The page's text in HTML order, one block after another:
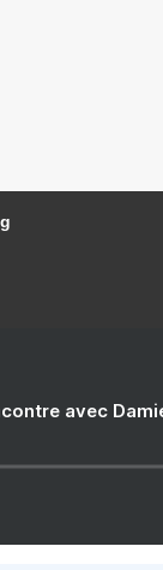
avec